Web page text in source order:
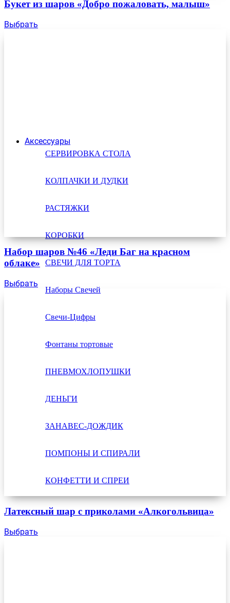
Аксессуары
СЕРВИРОВКА СТОЛА
КОЛПАЧКИ И ДУДКИ
РАСТЯЖКИ
КОРОБКИ
СВЕЧИ ДЛЯ ТОРТА
Наборы Свечей
Свечи-Цифры
Фонтаны тортовые
ПНЕВМОХЛОПУШКИ
ДЕНЬГИ
ЗАНАВЕС-ДОЖДИК
ПОМПОНЫ И СПИРАЛИ
КОНФЕТТИ И СПРЕИ
Букет из шаров «Добро пожаловать, малыш»
Выбрать
Набор шаров №46 «Леди Баг на красном
облаке»
Выбрать
Латексный шар с приколами «Алкогольвица»
Выбрать